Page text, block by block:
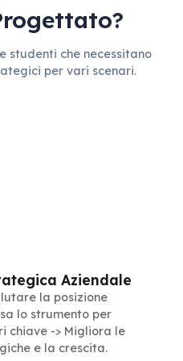
studenti che necessitano
per vari scenari.
Aziendale
la posizione
lo strumento per
chiave -> Migliora le
e la crescita.